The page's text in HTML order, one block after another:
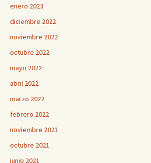
enero 2023
diciembre 2022
noviembre 2022
octubre 2022
mayo 2022
abril 2022
marzo 2022
febrero 2022
noviembre 2021
octubre 2021
junio 2021